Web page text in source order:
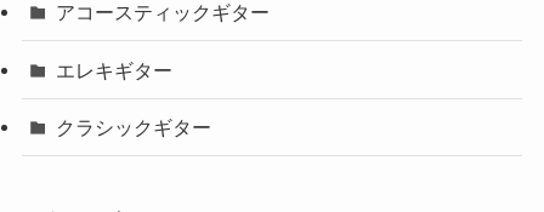
アコースティックギター
エレキギター
クラシックギター